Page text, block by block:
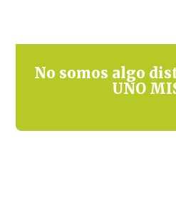
No somos algo
UNO